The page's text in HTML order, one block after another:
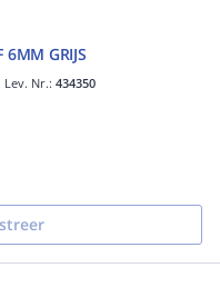
6MM GRIJS
Lev. Nr.: 434350